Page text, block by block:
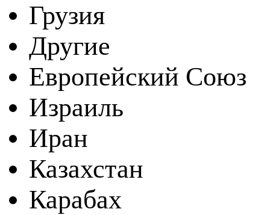
Грузия
Другие
Европейский Союз
Израиль
Иран
Казахстан
Карабах